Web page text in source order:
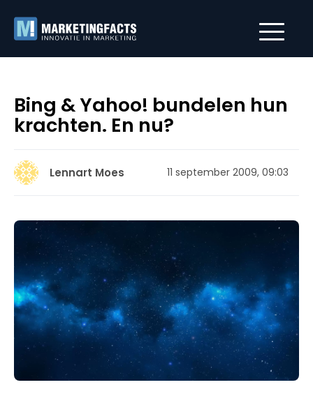
Bing & Yahoo! bundelen hun
krachten. En nu?
Lennart Moes 11 september 2009, 09:03